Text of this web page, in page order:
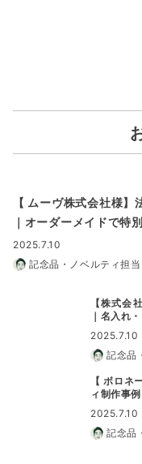
【 ムーヴ株式会社様
｜オーダーメイドで特
2025.7.10
記念品・ノベルティ担
【株式会
｜名入れ
2025.7.10
記念品
【 ボロネ
ィ制作事
2025.7.10
記念品